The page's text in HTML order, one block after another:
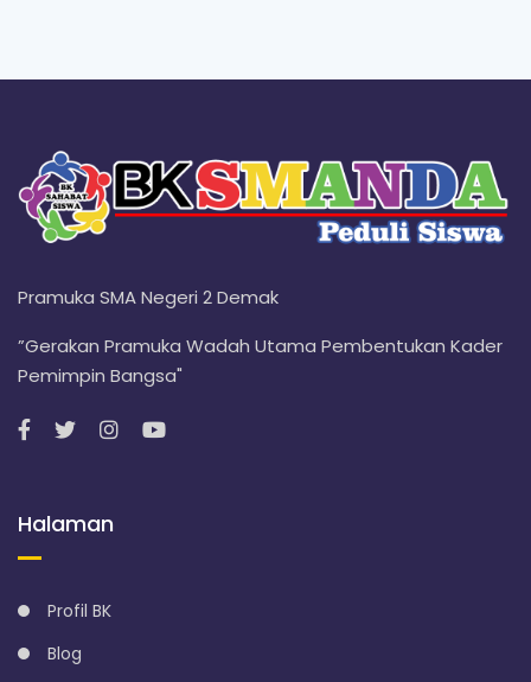
Pramuka SMA Negeri 2 Demak
”Gerakan Pramuka Wadah Utama Pembentukan Kader
Pemimpin Bangsa"
Halaman
Profil BK
Blog